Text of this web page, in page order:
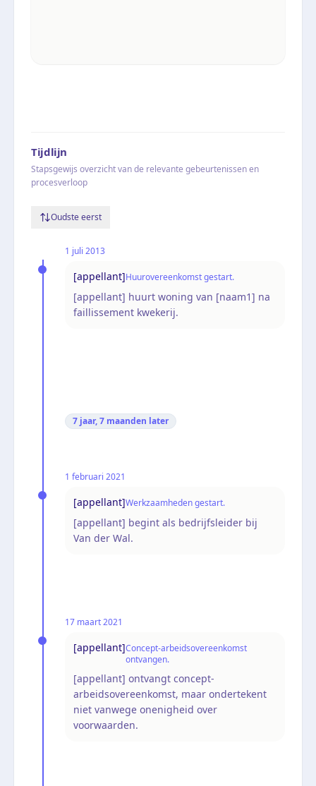
Tijdlijn
Stapsgewijs overzicht van de relevante gebeurtenissen en
procesverloop
Oudste eerst
1 juli 2013
[appellant]Huurovereenkomst gestart.
[appellant] huurt woning van [naam1] na
faillissement kwekerij.
7 jaar, 7 maanden later
1 februari 2021
[appellant]Werkzaamheden gestart.
[appellant] begint als bedrijfsleider bij
Van der Wal.
17 maart 2021
[appellant]Concept-arbeidsovereenkomst
ontvangen.
[appellant] ontvangt concept-
arbeidsovereenkomst, maar ondertekent
niet vanwege onenigheid over
voorwaarden.